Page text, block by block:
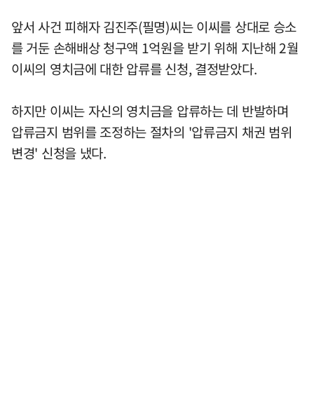
앞서 사건 피해자 김진주(필명)씨는 이씨를 상대로 승소
를 거둔 손해배상 청구액 1억원을 받기 위해 지난해 2월
이씨의 영치금에 대한 압류를 신청, 결정받았다.
하지만 이씨는 자신의 영치금을 압류하는 데 반발하며
압류금지 범위를 조정하는 절차의 '압류금지 채권 범위
변경' 신청을 냈다.